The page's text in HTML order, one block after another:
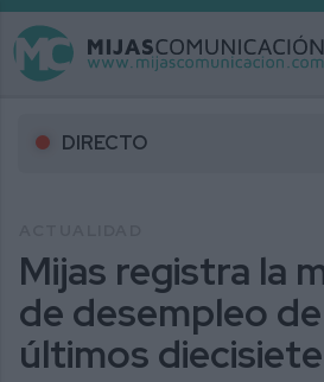
DIRECTO
Mijas registra la
de desempleo
últimos